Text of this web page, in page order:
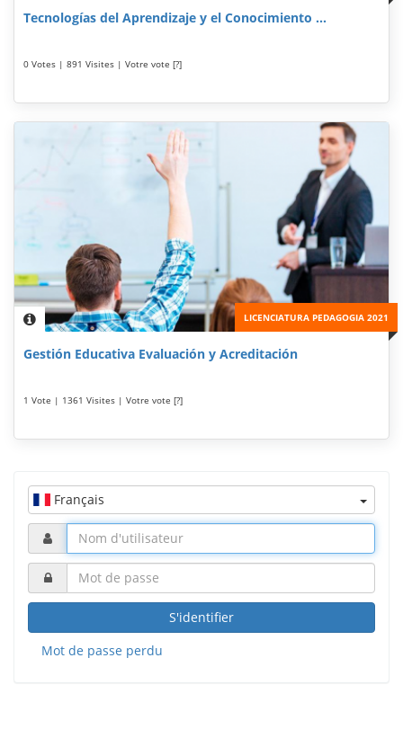
Tecnologías del Aprendizaje y el Conocimiento ...
0 Votes | 891 Visites | Votre vote [?]
LICENCIATURA PEDAGOGIA 2021
Gestión Educativa Evaluación y Acreditación
1 Vote | 1361 Visites | Votre vote [?]
Français
S'identifier
Mot de passe perdu